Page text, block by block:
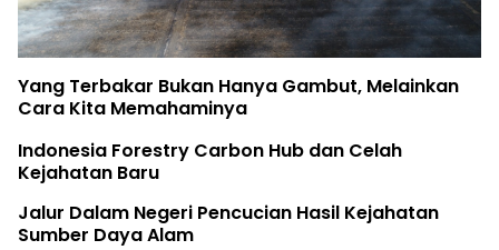
Yang Terbakar Bukan Hanya Gambut, Melainkan
Cara Kita Memahaminya
Indonesia Forestry Carbon Hub dan Celah
Kejahatan Baru
Jalur Dalam Negeri Pencucian Hasil Kejahatan
Sumber Daya Alam